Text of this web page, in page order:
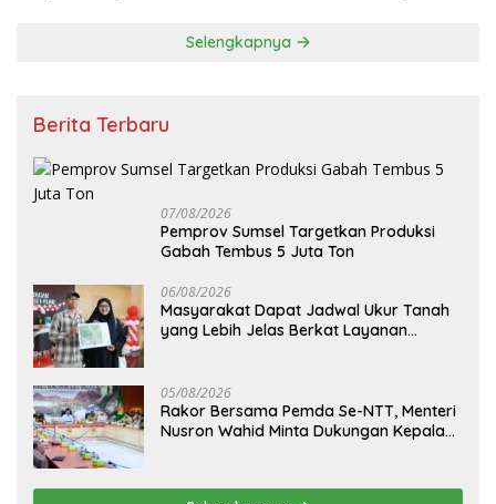
Selengkapnya
Berita Terbaru
07/08/2026
Pemprov Sumsel Targetkan Produksi
Gabah Tembus 5 Juta Ton
06/08/2026
Masyarakat Dapat Jadwal Ukur Tanah
yang Lebih Jelas Berkat Layanan
05/08/2026
Rakor Bersama Pemda Se-NTT, Menteri
Nusron Wahid Minta Dukungan Kepala